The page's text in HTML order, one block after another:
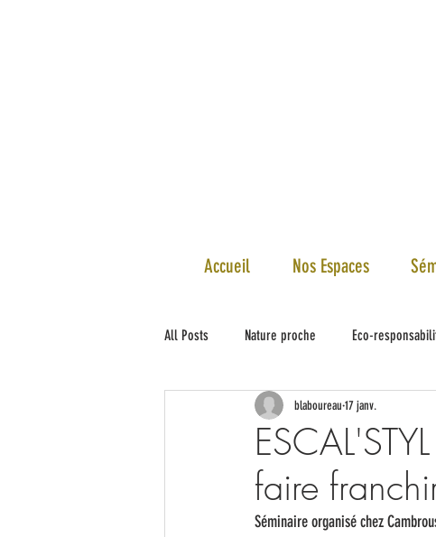
Accueil Nos Espaces
All Posts Nature proche Eco-
faire
blaboureau 17 janv.
Séminaire organisé chez